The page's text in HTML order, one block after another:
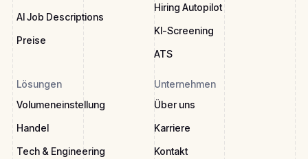
AI Job Descriptions
Preise
Hiring Autopilot
KI-Screening
ATS
Lösungen
Volumeneinstellung
Handel
Tech & Engineering
Unternehmen
Über uns
Karriere
Kontakt